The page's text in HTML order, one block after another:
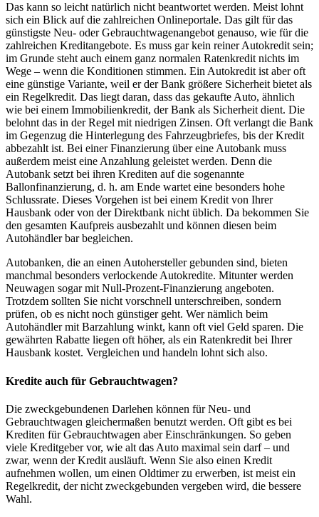
Das kann so leicht natürlich nicht beantwortet werden. Meist lohnt
sich ein Blick auf die zahlreichen Onlineportale. Das gilt für das
günstigste Neu- oder Gebrauchtwagenangebot genauso, wie für die
zahlreichen Kreditangebote. Es muss gar kein reiner Autokredit sein;
im Grunde steht auch einem ganz normalen Ratenkredit nichts im
Wege – wenn die Konditionen stimmen. Ein Autokredit ist aber oft
eine günstige Variante, weil er der Bank größere Sicherheit bietet als
ein Regelkredit. Das liegt daran, dass das gekaufte Auto, ähnlich
wie bei einem Immobilienkredit, der Bank als Sicherheit dient. Die
belohnt das in der Regel mit niedrigen Zinsen. Oft verlangt die Bank
im Gegenzug die Hinterlegung des Fahrzeugbriefes, bis der Kredit
abbezahlt ist. Bei einer Finanzierung über eine Autobank muss
außerdem meist eine Anzahlung geleistet werden. Denn die
Autobank setzt bei ihren Krediten auf die sogenannte
Ballonfinanzierung, d. h. am Ende wartet eine besonders hohe
Schlussrate. Dieses Vorgehen ist bei einem Kredit von Ihrer
Hausbank oder von der Direktbank nicht üblich. Da bekommen Sie
den gesamten Kaufpreis ausbezahlt und können diesen beim
Autohändler bar begleichen.
Autobanken, die an einen Autohersteller gebunden sind, bieten
manchmal besonders verlockende Autokredite. Mitunter werden
Neuwagen sogar mit Null-Prozent-Finanzierung angeboten.
Trotzdem sollten Sie nicht vorschnell unterschreiben, sondern
prüfen, ob es nicht noch günstiger geht. Wer nämlich beim
Autohändler mit Barzahlung winkt, kann oft viel Geld sparen. Die
gewährten Rabatte liegen oft höher, als ein Ratenkredit bei Ihrer
Hausbank kostet. Vergleichen und handeln lohnt sich also.
Kredite auch für Gebrauchtwagen?
Die zweckgebundenen Darlehen können für Neu- und
Gebrauchtwagen gleichermaßen benutzt werden. Oft gibt es bei
Krediten für Gebrauchtwagen aber Einschränkungen. So geben
viele Kreditgeber vor, wie alt das Auto maximal sein darf – und
zwar, wenn der Kredit ausläuft. Wenn Sie also einen Kredit
aufnehmen wollen, um einen Oldtimer zu erwerben, ist meist ein
Regelkredit, der nicht zweckgebunden vergeben wird, die bessere
Wahl.